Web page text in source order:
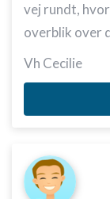
vej rundt,
overblik over
Vh Cecilie